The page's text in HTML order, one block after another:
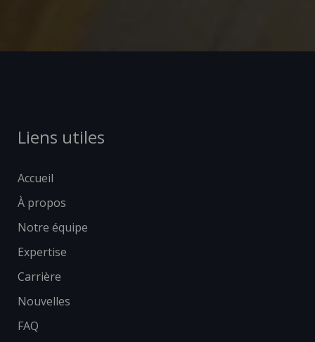
Liens utiles
Accueil
À propos
Notre équipe
Expertise
Carrière
Nouvelles
FAQ